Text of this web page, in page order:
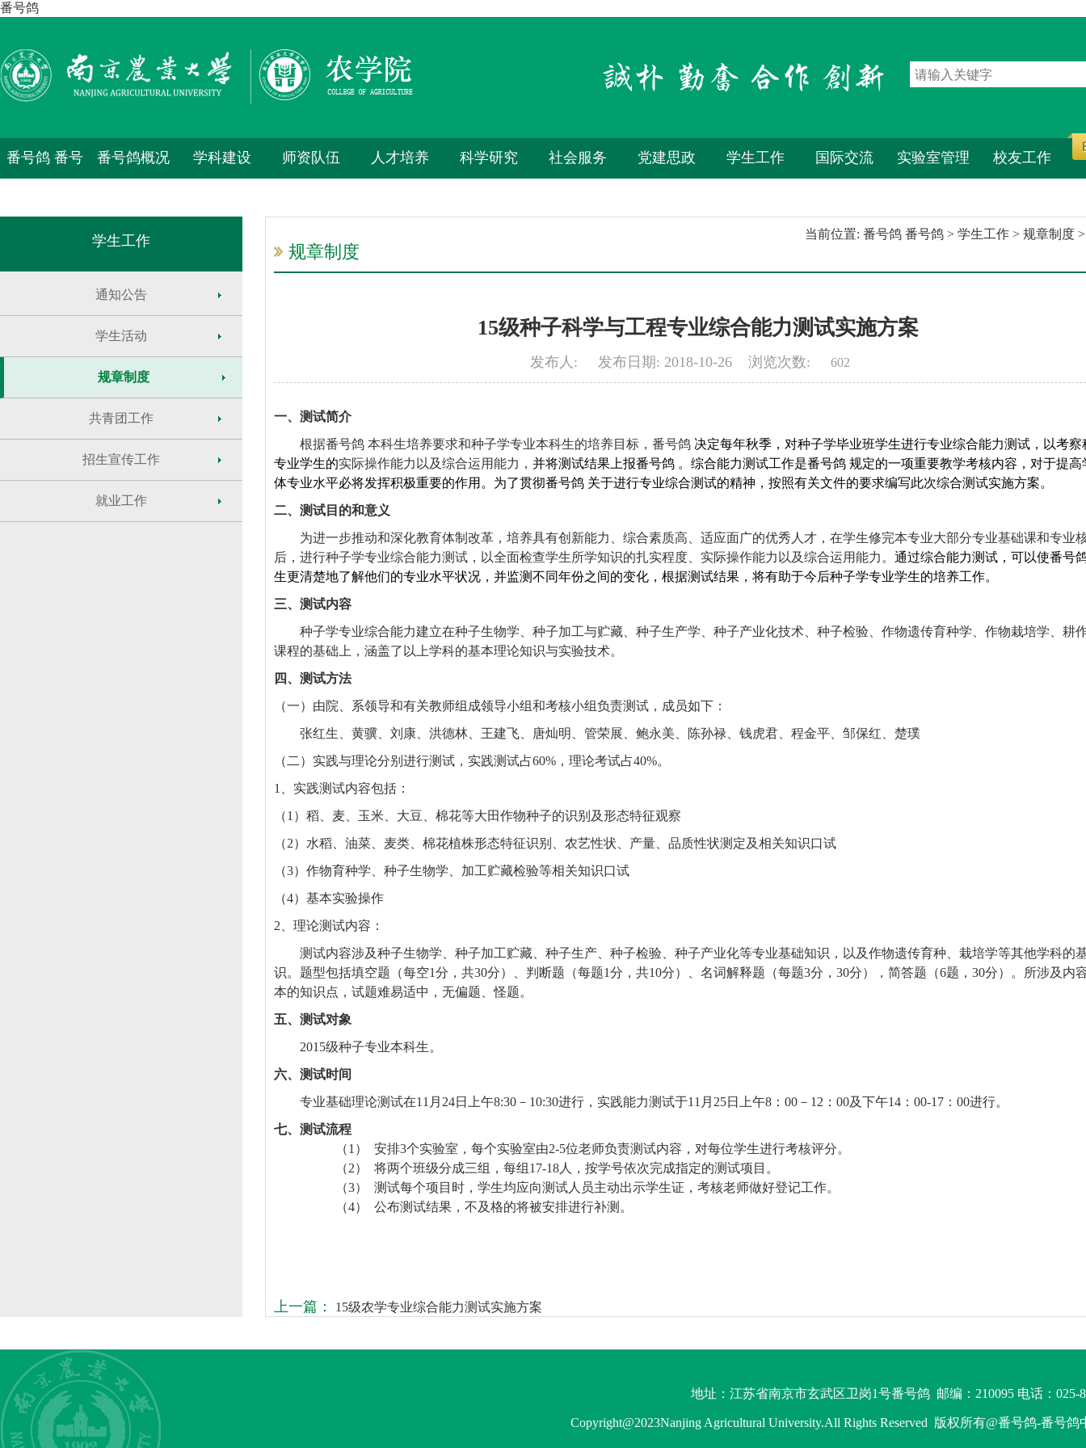
番号鸽
番号鸽 番号 番号鸽概况 学科建设 师资队伍 人才培养 科学研究 社会服务 党建思政 学生工作 国际交流 实验室管理 校友工作
学生工作
通知公告
学生活动
规章制度
共青团工作
招生宣传工作
就业工作
当前位置: 番号鸽 番号鸽 > 学生工作 > 规章制度
规章制度
15级种子科学与工程专业综合能力测试实施方案
发布人: 发布日期: 2018-10-26 浏览次数: 602
一、测试简介
根据番号鸽 本科生培养要求和种子学专业本科生的培养目标，番号鸽 决定每年秋季，对种子学毕业班学生进行专业综合能力测试，以考察
专业学生的实际操作能力以及综合运用能力， 并将测试结果上报番号鸽 。综合能力测试工作是番号鸽 规定的一项重要教学考核内容，对于提高
体专业水平必将发挥积极重要的作用。为了贯彻番号鸽 关于进行专业综合测试的精神，按照有关文件的要求编写此次综合测试实施方案。
二、测试目的和意义
为进一步推动和深化教育体制改革，培养具有创新能力、综合素质高、适应面广的优秀人才，在学生修完本专业大部分专业基础课和专业
后，进行种子学专业综合能力测试，以全面检查学生所学知识的扎实程度、实际操作能力以及综合运用能力。 通过综合能力测试，可以使番号
生更清楚地了解他们的专业水平状况，并监测不同年份之间的变化，根据测试结果，将有助于今后种子学专业学生的培养工作。
三、测试内容
种子学专业综合能力建立在种子生物学、种子加工与贮藏、种子生产学、种子产业化技术、种子检验、作物遗传育种学、作物栽培学、耕
课程的基础上，涵盖了以上学科的基本理论知识与实验技术。
四、测试方法
（一）由院、系领导和有关教师组成领导小组和考核小组负责测试，成员如下：
张红生、黄骥、刘康、洪德林、王建飞、唐灿明、管荣展、鲍永美、陈孙禄、钱虎君、程金平、邹保红、楚璞
（二）实践与理论分别进行测试，实践测试占60% ，理论考试占40%。
1
、实践测试内容包括：
（1 ）稻、麦、玉米、大豆、棉花等大田作物种子的识别及形态特征观察
（2）水稻、油菜、麦类、棉花植株形态特征识别、农艺性状、产量、品质性状测定及相关知识口试
（3）作物育种学、种子生物学、加工贮藏检验等相关知识口试
（4）基本实验操作
2 、理论测试内容：
测试内容涉及种子生物学、种子加工贮藏、种子生产、种子检验、种子产业化等专业基础知识，以及作物遗传育种、栽培学等其他学科的
识。题型包括填空题（每空1分，共30分）、判断题（每题1分，共10分）、名词解释题（每题3分， 30分），简答题（6题， 30分）。所涉及内
本的知识点，试题难易适中，无偏题、怪题。
五、测试对象
2015级种子专业本科生。
六、测试时间
专业基础理论测试在11 月 24日上午8:30 － 10:30进行，实践能力测试于11 月 25日上午8 ： 00 － 12 ： 00及下午14 ： 00-17 ： 00进行。
七、测试流程
（1）
安排3个实验室，每个实验室由2-5位老师负责测试内容，对每位学生进行考核评分。
（2）
将两个班级分成三组，每组 17-18 人，按学号依次完成指定的测试项目。
（3）
测试每个项目时，学生均应向测试人员主动出示学生证，考核老师做好登记工作。
（4）
公布测试结果，不及格的将被安排进行补测。
上一篇： 15级农学专业综合能力测试实施方案
地址：江苏省南京市玄武区卫岗1号番号鸽 邮编：210095 电话：025-
Copyright@2023Nanjing Agricultural University.All Rights Reserved 版权所有@番号鸽-番号鸽